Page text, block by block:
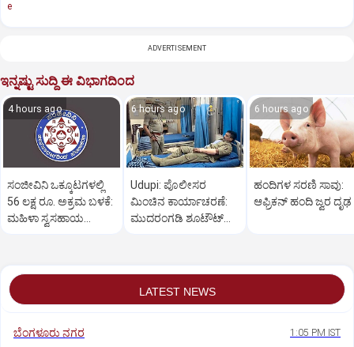
e
ADVERTISEMENT
ಇನ್ನಷ್ಟು ಸುದ್ದಿ ಈ ವಿಭಾಗದಿಂದ
4 hours ago
ಸಂಜೀವಿನಿ ಒಕ್ಕೂಟಗಳಲ್ಲಿ
56 ಲಕ್ಷ ರೂ. ಅಕ್ರಮ ಬಳಕೆ:
ಮಹಿಳಾ ಸ್ವಸಹಾಯ
6 hours ago
Udupi: ಪೊಲೀಸರ
ಮಿಂಚಿನ ಕಾರ್ಯಾಚರಣೆ:
ಮುದರಂಗಡಿ ಶೂಟೌಟ್‌
6 hours ago
ಹಂದಿಗಳ ಸರಣಿ ಸಾವು:
ಆಫ್ರಿಕನ್‌ ಹಂದಿ ಜ್ವರ ದೃಢ
LATEST NEWS
ಬೆಂಗಳೂರು ನಗರ 1:05 PM IST